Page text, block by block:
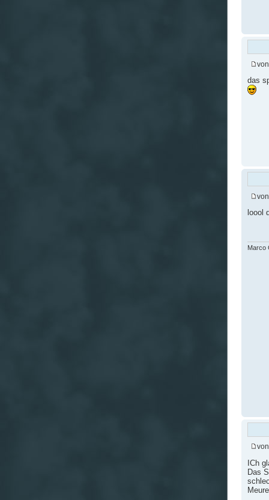
das
loool
Marco
ICh
Das